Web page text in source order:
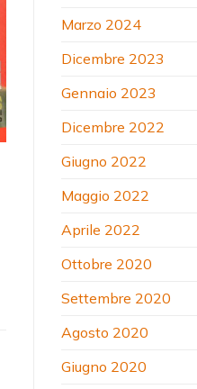
Marzo 2024
Dicembre 2023
Gennaio 2023
Dicembre 2022
Giugno 2022
Maggio 2022
Aprile 2022
Ottobre 2020
Settembre 2020
Agosto 2020
Giugno 2020